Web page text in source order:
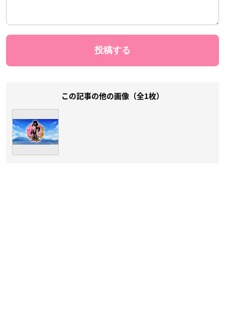
この記事の他の画像（全1枚）